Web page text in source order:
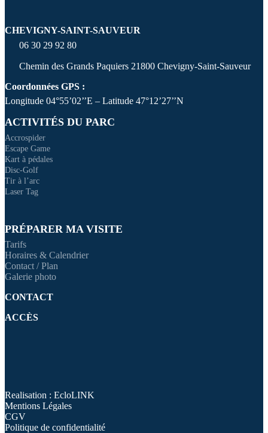
CHEVIGNY-SAINT-SAUVEUR
06 30 29 92 80
Chemin des Grands Paquiers 21800 Chevigny-Saint-Sauveur
Coordonnées GPS :
Longitude 04°55’02’’E – Latitude 47°12’27’’N
ACTIVITÉS DU PARC
Accrospider
Escape Game
Kart à pédales
Disc-Golf
Tir à l’arc
Laser Tag
PRÉPARER MA VISITE
Tarifs
Horaires & Calendrier
Contact / Plan
Galerie photo
CONTACT
ACCÈS
Realisation : EcloLINK
Mentions Légales
CGV
Politique de confidentialité